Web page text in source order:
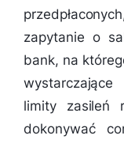
zapytanie o
bank, na
limity zasileń
dokonywać